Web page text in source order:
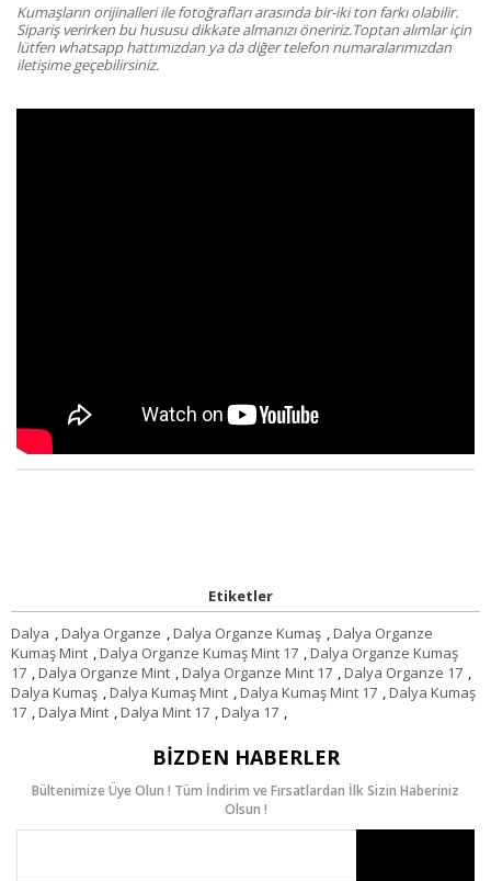
Kumaşların orijinalleri ile fotoğrafları arasında bir-iki ton farkı olabilir.
Sipariş verirken bu hususu dikkate almanızı öneririz.Toptan alımlar için
lütfen whatsapp hattımızdan ya da diğer telefon numaralarımızdan
iletişime geçebilirsiniz.
Etiketler
Dalya ,Dalya Organze ,Dalya Organze Kumaş ,Dalya Organze
Kumaş Mint ,Dalya Organze Kumaş Mint 17 ,Dalya Organze Kumaş
17 ,Dalya Organze Mint ,Dalya Organze Mint 17 ,Dalya Organze 17 ,
Dalya Kumaş ,Dalya Kumaş Mint ,Dalya Kumaş Mint 17 ,Dalya Kumaş
17 ,Dalya Mint ,Dalya Mint 17 ,Dalya 17 ,
BIZDEN HABERLER
Bültenimize Üye Olun ! Tüm İndirim ve Fırsatlardan İlk Sizin Haberiniz
Olsun !